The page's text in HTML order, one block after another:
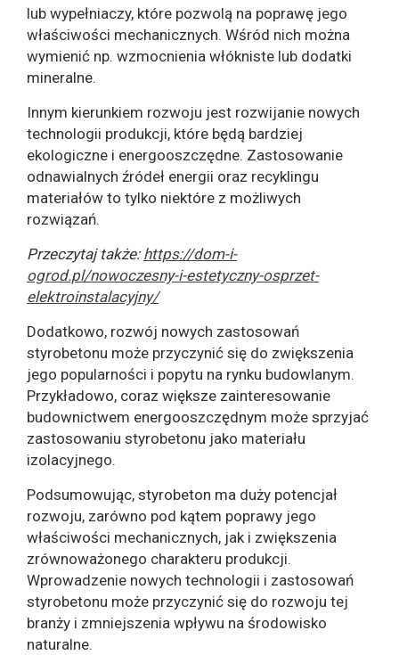
lub wypełniaczy, które pozwolą na poprawę jego
właściwości mechanicznych. Wśród nich można
wymienić np. wzmocnienia włókniste lub dodatki
mineralne.
Innym kierunkiem rozwoju jest rozwijanie nowych
technologii produkcji, które będą bardziej
ekologiczne i energooszczędne. Zastosowanie
odnawialnych źródeł energii oraz recyklingu
materiałów to tylko niektóre z możliwych
rozwiązań.
Przeczytaj także: https://dom-i-
ogrod.pl/nowoczesny-i-estetyczny-osprzet-
elektroinstalacyjny/
Dodatkowo, rozwój nowych zastosowań
styrobetonu może przyczynić się do zwiększenia
jego popularności i popytu na rynku budowlanym.
Przykładowo, coraz większe zainteresowanie
budownictwem energooszczędnym może sprzyjać
zastosowaniu styrobetonu jako materiału
izolacyjnego.
Podsumowując, styrobeton ma duży potencjał
rozwoju, zarówno pod kątem poprawy jego
właściwości mechanicznych, jak i zwiększenia
zrównoważonego charakteru produkcji.
Wprowadzenie nowych technologii i zastosowań
styrobetonu może przyczynić się do rozwoju tej
branży i zmniejszenia wpływu na środowisko
naturalne.